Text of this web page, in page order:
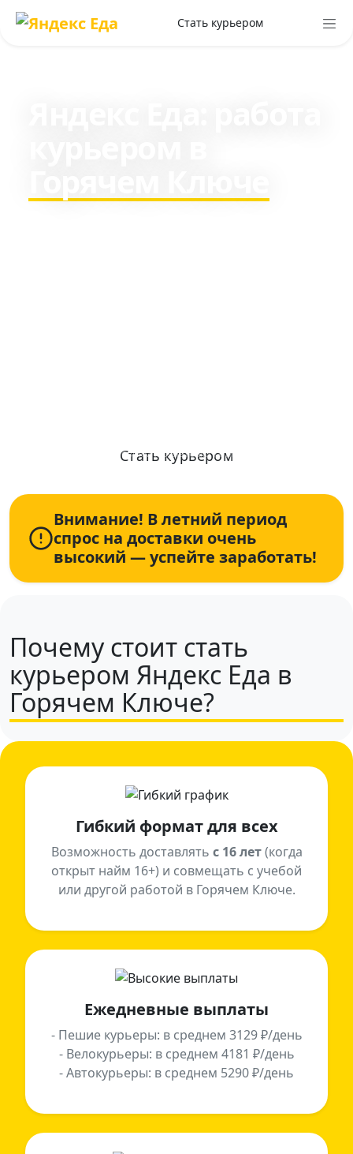
Стать курьером
Стать курьером
Информация по условиям и оплате актуализирована: 08.08.2026
Внимание! В летний период
спрос на доставки очень
высокий — успейте заработать!
Почему стоит стать
курьером Яндекс Еда в
Горячем Ключе?
Гибкий формат для всех
Возможность доставлять с 16 лет(когда
открыт найм 16+) и совмещать с учебой
или другой работой в Горячем Ключе.
Ежедневные выплаты
- Пешие курьеры: в среднем 3129 ₽/день
- Велокурьеры: в среднем 4181 ₽/день
- Автокурьеры: в среднем 5290 ₽/день